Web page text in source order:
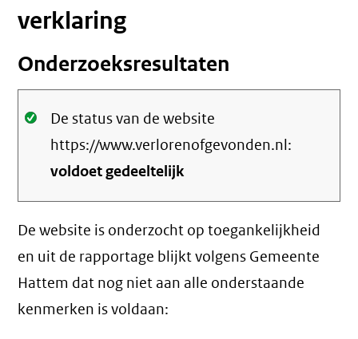
verklaring
Onderzoeksresultaten
Oké.
De status van de website
https://www.verlorenofgevonden.nl:
voldoet gedeeltelijk
De website is onderzocht op toegankelijkheid
en uit de rapportage blijkt volgens Gemeente
Hattem dat nog niet aan alle onderstaande
kenmerken is voldaan: